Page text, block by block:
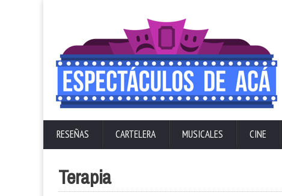
RESEÑAS CARTELERA MUSICALES CINE
Terapia